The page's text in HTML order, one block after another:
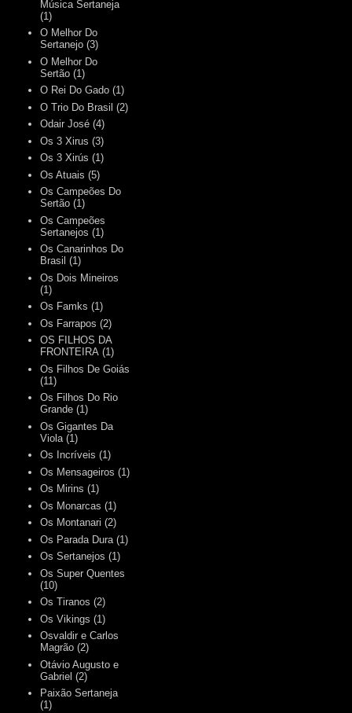
Música Sertaneja
(1)
O Melhor Do
Sertanejo (3)
O Melhor Do
Sertão (1)
O Rei Do Gado (1)
O Trio Do Brasil (2)
Odair José (4)
Os 3 Xirus (3)
Os 3 Xirús (1)
Os Atuais (5)
Os Campeões Do
Sertão (1)
Os Campeões
Sertanejos (1)
Os Canarinhos Do
Brasil (1)
Os Dois Mineiros
(1)
Os Famks (1)
Os Farrapos (2)
OS FILHOS DA
FRONTEIRA (1)
Os Filhos De Goiás
(11)
Os Filhos Do Rio
Grande (1)
Os Gigantes Da
Viola (1)
Os Incríveis (1)
Os Mensageiros (1)
Os Mirins (1)
Os Monarcas (1)
Os Montanari (2)
Os Parada Dura (1)
Os Sertanejos (1)
Os Super Quentes
(10)
Os Tiranos (2)
Os Vikings (1)
Osvaldir e Carlos
Magrão (2)
Otávio Augusto e
Gabriel (2)
Paixão Sertaneja
(1)